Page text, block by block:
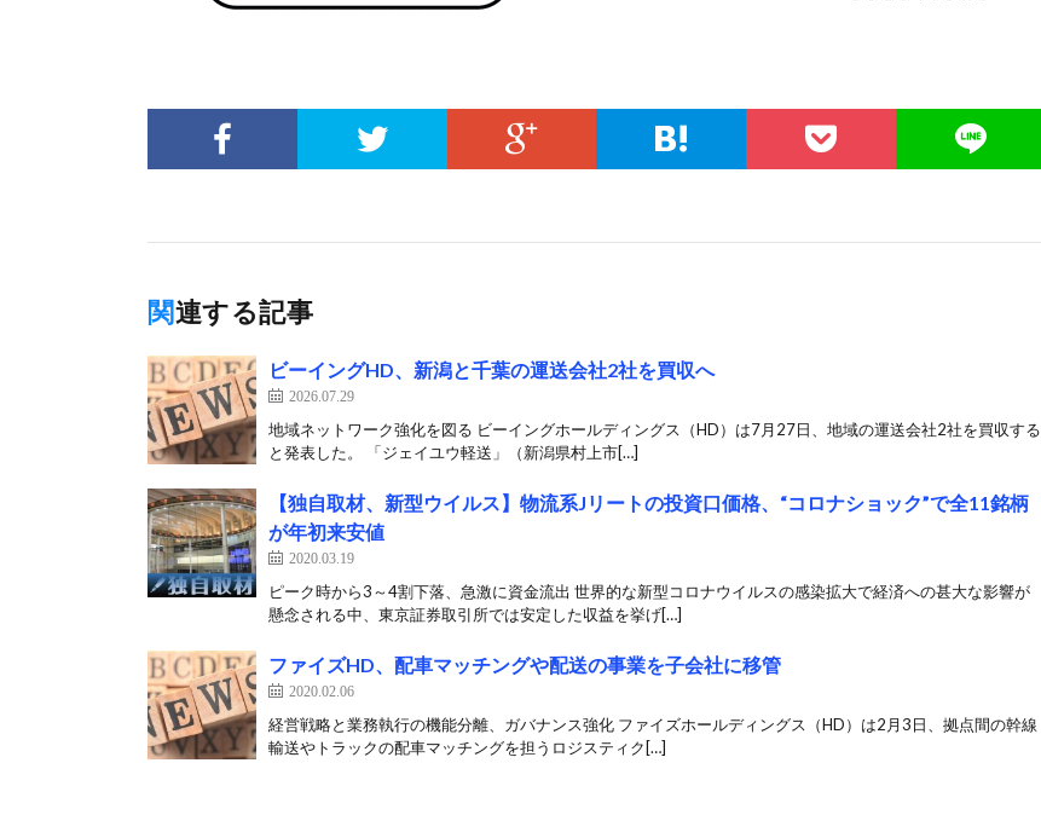
関連する記事
ビーイングHD、新潟と千葉の運送会社2社を買収へ
2026.07.29
地域ネットワーク強化を図る ビーイングホールディングス（HD）は7月27日、地域の運送会社2社を買収する
と発表した。 「ジェイユウ軽送」（新潟県村上市[…]
【独自取材、新型ウイルス】物流系Jリートの投資口価格、“コロナショック”で全11銘柄
が年初来安値
2020.03.19
ピーク時から3～4割下落、急激に資金流出 世界的な新型コロナウイルスの感染拡大で経済への甚大な影響が
懸念される中、東京証券取引所では安定した収益を挙げ[…]
ファイズHD、配車マッチングや配送の事業を子会社に移管
2020.02.06
経営戦略と業務執行の機能分離、ガバナンス強化 ファイズホールディングス（HD）は2月3日、拠点間の幹線
輸送やトラックの配車マッチングを担うロジスティク[…]